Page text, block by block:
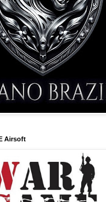
Airsoft